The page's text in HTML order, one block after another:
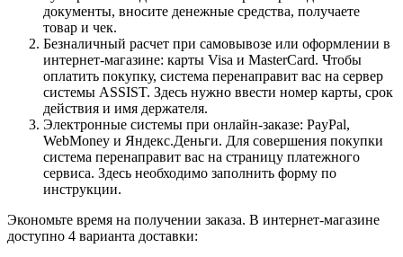
документы, вносите денежные средства, получаете
товар и чек.
Безналичный расчет при самовывозе или оформлении в
интернет-магазине: карты Visa и MasterCard. Чтобы
оплатить покупку, система перенаправит вас на сервер
системы ASSIST. Здесь нужно ввести номер карты, срок
действия и имя держателя.
Электронные системы при онлайн-заказе: PayPal,
WebMoney и Яндекс.Деньги. Для совершения покупки
система перенаправит вас на страницу платежного
сервиса. Здесь необходимо заполнить форму по
инструкции.
Экономьте время на получении заказа. В интернет-магазине
доступно 4 варианта доставки: